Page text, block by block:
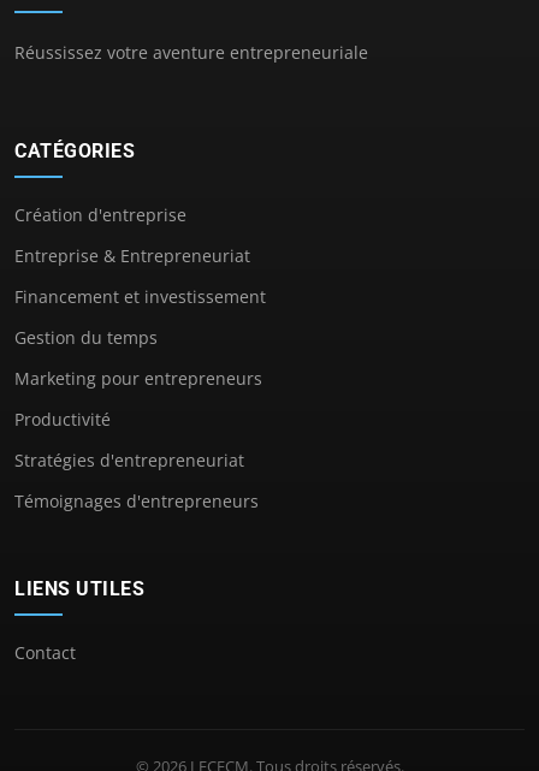
Réussissez votre aventure entrepreneuriale
CATÉGORIES
Création d'entreprise
Entreprise & Entrepreneuriat
Financement et investissement
Gestion du temps
Marketing pour entrepreneurs
Productivité
Stratégies d'entrepreneuriat
Témoignages d'entrepreneurs
LIENS UTILES
Contact
© 2026 LECFCM. Tous droits réservés.